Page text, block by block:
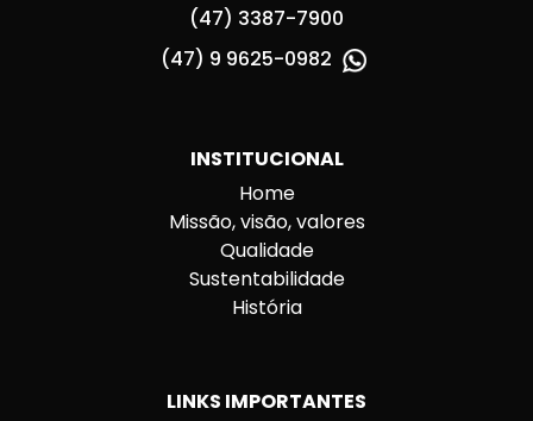
(47) 3387-7900
(47) 9 9625-0982
INSTITUCIONAL
Home
Missão, visão, valores
Qualidade
Sustentabilidade
História
LINKS IMPORTANTES